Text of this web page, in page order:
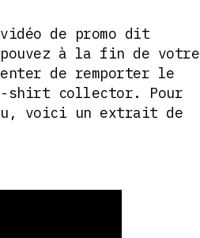
de promo dit
pouvez à la fin de votre
de remporter le
shirt collector. Pour
voici un extrait de